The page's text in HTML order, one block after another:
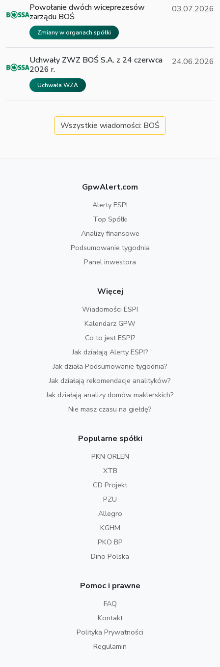
Powołanie dwóch wiceprezesów
zarządu BOŚ
Zmiany w organach spółki
03.07.2026
Uchwały ZWZ BOŚ S.A. z 24 czerwca
2026 r.
Uchwała WZA
24.06.2026
Wszystkie wiadomości: BOŚ
GpwAlert.com
Alerty ESPI
Top Spółki
Analizy finansowe
Podsumowanie tygodnia
Panel inwestora
Więcej
Wiadomości ESPI
Kalendarz GPW
Co to jest ESPI?
Jak działają Alerty ESPI?
Jak działa Podsumowanie tygodnia?
Jak działają rekomendacje analityków?
Jak działają analizy domów maklerskich?
Nie masz czasu na giełdę?
Popularne spółki
PKN ORLEN
XTB
CD Projekt
PZU
Allegro
KGHM
PKO BP
Dino Polska
Pomoc i prawne
FAQ
Kontakt
Polityka Prywatności
Regulamin